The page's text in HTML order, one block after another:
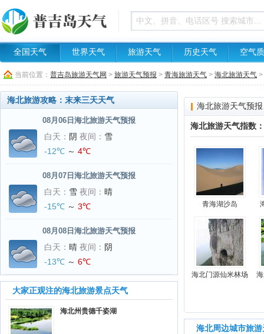
全国天气 世界天气 旅游天气 历史天气 空气
当前位置： 普吉岛旅游天气网 > 旅游天气预报 > 青海旅游天气 > 海北旅游天气 >
海北旅游攻略：末来三天天气
08月06日海北旅游天气预报
白天： 阴 夜间： 雪
-12℃ ～ 4℃
08月07日海北旅游天气预报
白天： 雪 夜间： 晴
-15℃ ～ 3℃
08月08日海北旅游天气预报
白天： 晴 夜间： 阴
-13℃ ～ 6℃
大家正观注的海北旅游景点天气
海北州贵德千姿湖
海北旅游天气预
海北旅游天气指数：
青海湖沙岛
海北门源仙米林场
海北周边城市旅